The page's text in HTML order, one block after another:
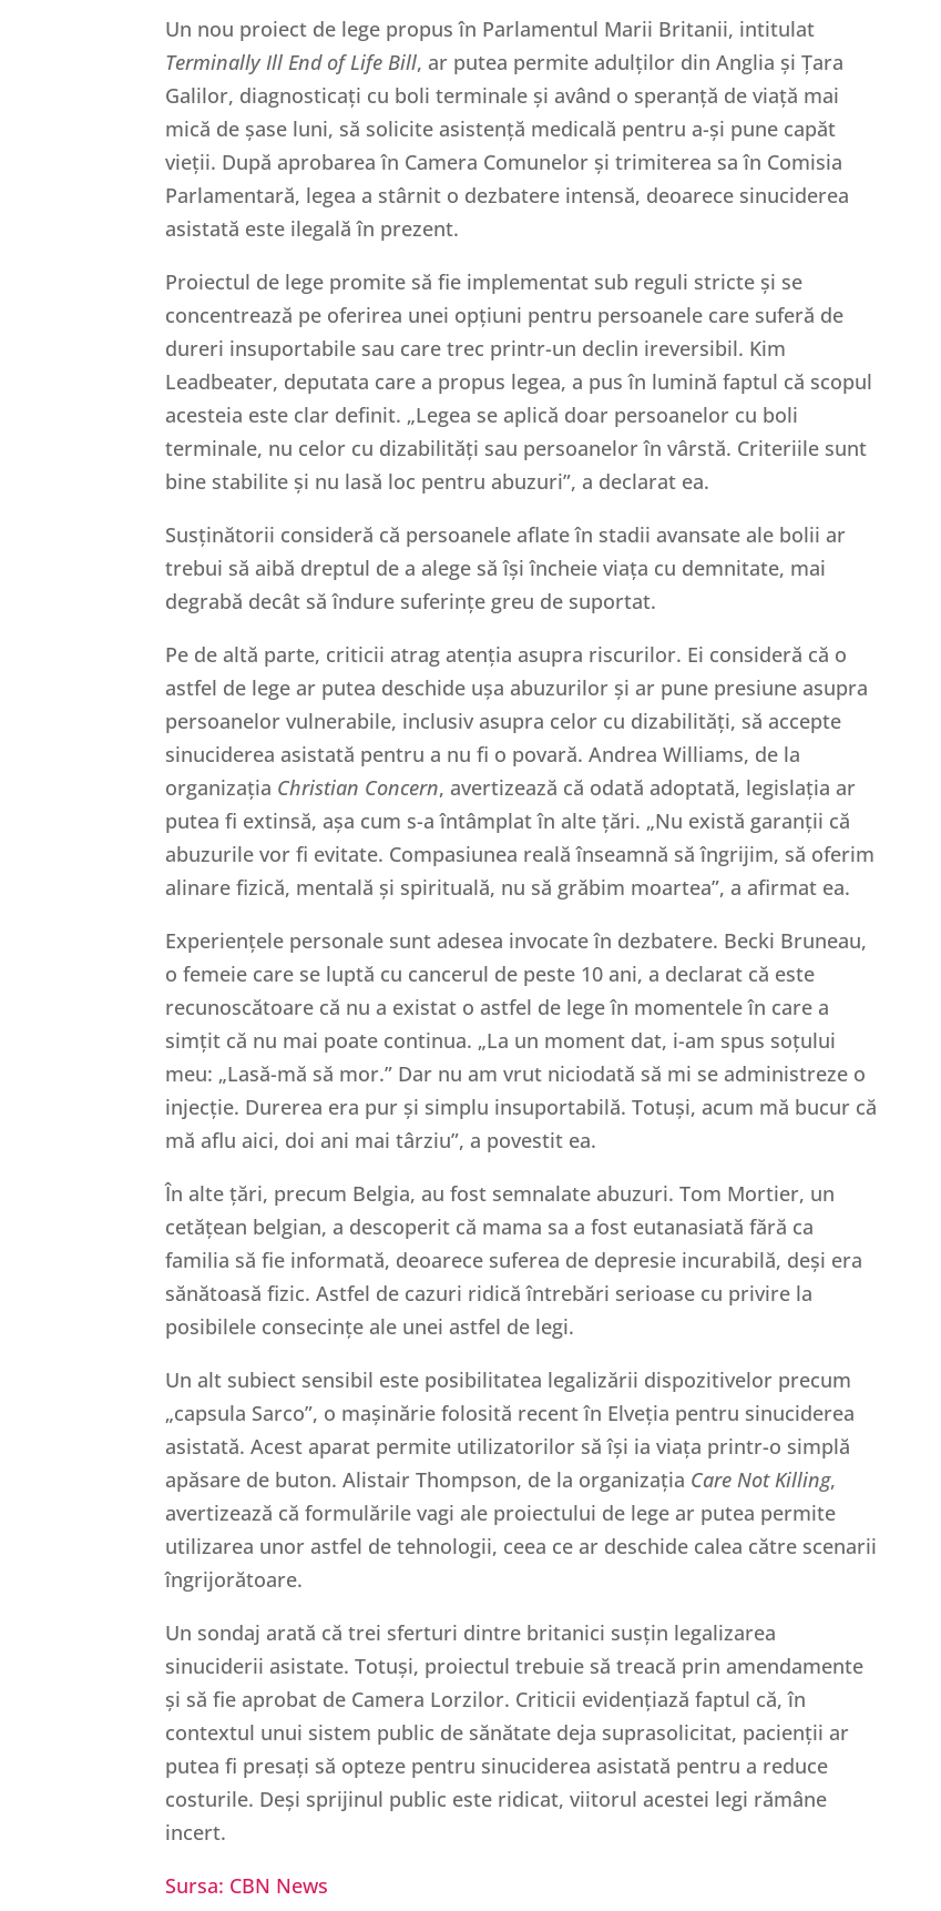
Un nou proiect de lege propus în Parlamentul Marii Britanii, intitulat
Terminally Ill End of Life Bill, ar putea permite adulților din Anglia și Țara
Galilor, diagnosticați cu boli terminale și având o speranță de viață mai
mică de șase luni, să solicite asistență medicală pentru a-și pune capăt
vieții. După aprobarea în Camera Comunelor și trimiterea sa în Comisia
Parlamentară, legea a stârnit o dezbatere intensă, deoarece sinuciderea
asistată este ilegală în prezent.
Proiectul de lege promite să fie implementat sub reguli stricte și se
concentrează pe oferirea unei opțiuni pentru persoanele care suferă de
dureri insuportabile sau care trec printr-un declin ireversibil. Kim
Leadbeater, deputata care a propus legea, a pus în lumină faptul că scopul
acesteia este clar definit. „Legea se aplică doar persoanelor cu boli
terminale, nu celor cu dizabilități sau persoanelor în vârstă. Criteriile sunt
bine stabilite și nu lasă loc pentru abuzuri”, a declarat ea.
Susținătorii consideră că persoanele aflate în stadii avansate ale bolii ar
trebui să aibă dreptul de a alege să își încheie viața cu demnitate, mai
degrabă decât să îndure suferințe greu de suportat.
Pe de altă parte, criticii atrag atenția asupra riscurilor. Ei consideră că o
astfel de lege ar putea deschide ușa abuzurilor și ar pune presiune asupra
persoanelor vulnerabile, inclusiv asupra celor cu dizabilități, să accepte
sinuciderea asistată pentru a nu fi o povară. Andrea Williams, de la
organizația Christian Concern, avertizează că odată adoptată, legislația ar
putea fi extinsă, așa cum s-a întâmplat în alte țări. „Nu există garanții că
abuzurile vor fi evitate. Compasiunea reală înseamnă să îngrijim, să oferim
alinare fizică, mentală și spirituală, nu să grăbim moartea”, a afirmat ea.
Experiențele personale sunt adesea invocate în dezbatere. Becki Bruneau,
o femeie care se luptă cu cancerul de peste 10 ani, a declarat că este
recunoscătoare că nu a existat o astfel de lege în momentele în care a
simțit că nu mai poate continua. „La un moment dat, i-am spus soțului
meu: „Lasă-mă să mor.” Dar nu am vrut niciodată să mi se administreze o
injecție. Durerea era pur și simplu insuportabilă. Totuși, acum mă bucur că
mă aflu aici, doi ani mai târziu”, a povestit ea.
În alte țări, precum Belgia, au fost semnalate abuzuri. Tom Mortier, un
cetățean belgian, a descoperit că mama sa a fost eutanasiată fără ca
familia să fie informată, deoarece suferea de depresie incurabilă, deși era
sănătoasă fizic. Astfel de cazuri ridică întrebări serioase cu privire la
posibilele consecințe ale unei astfel de legi.
Un alt subiect sensibil este posibilitatea legalizării dispozitivelor precum
„capsula Sarco”, o mașinărie folosită recent în Elveția pentru sinuciderea
asistată. Acest aparat permite utilizatorilor să își ia viața printr-o simplă
apăsare de buton. Alistair Thompson, de la organizația Care Not Killing,
avertizează că formulările vagi ale proiectului de lege ar putea permite
utilizarea unor astfel de tehnologii, ceea ce ar deschide calea către scenarii
îngrijorătoare.
Un sondaj arată că trei sferturi dintre britanici susțin legalizarea
sinuciderii asistate. Totuși, proiectul trebuie să treacă prin amendamente
și să fie aprobat de Camera Lorzilor. Criticii evidențiază faptul că, în
contextul unui sistem public de sănătate deja suprasolicitat, pacienții ar
putea fi presați să opteze pentru sinuciderea asistată pentru a reduce
costurile. Deși sprijinul public este ridicat, viitorul acestei legi rămâne
incert.
Sursa: CBN News